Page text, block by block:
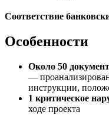
Соответствие
Особенности
Около 50
—
инструкции,
1 критическое
ходе проекта